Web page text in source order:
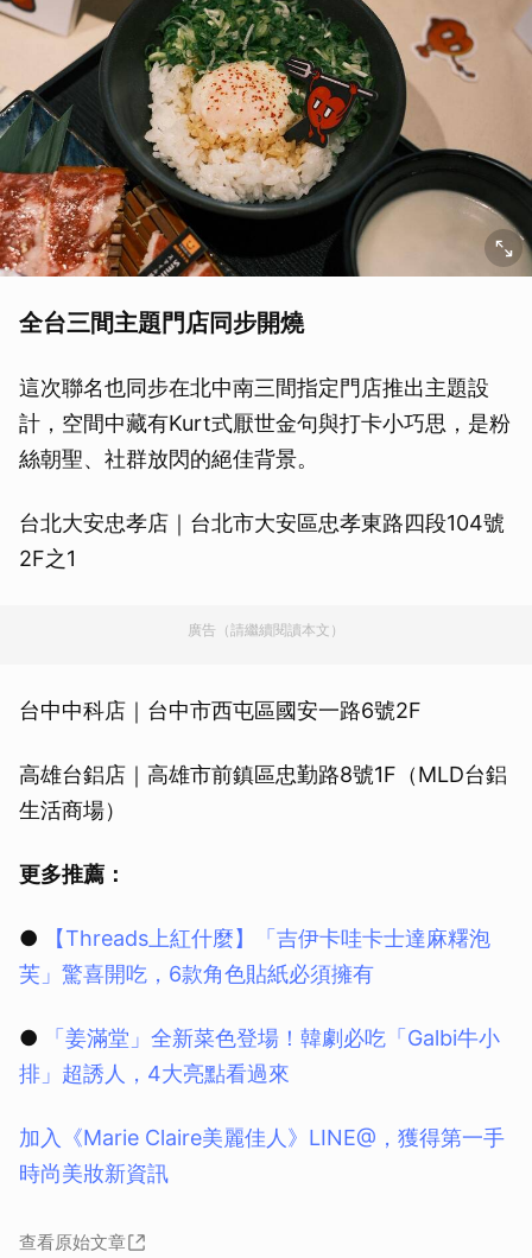
全台三間主題門店同步開燒
這次聯名也同步在北中南三間指定門店推出主題設
計，空間中藏有Kurt式厭世金句與打卡小巧思，是粉
絲朝聖、社群放閃的絕佳背景。
台北大安忠孝店｜台北市大安區忠孝東路四段104號
2F之1
廣告（請繼續閱讀本文）
台中中科店｜台中市西屯區國安一路6號2F
高雄台鋁店｜高雄市前鎮區忠勤路8號1F（MLD台鋁
生活商場）
更多推薦：
●
【Threads上紅什麼】「吉伊卡哇卡士達麻糬泡
芙」驚喜開吃，6款角色貼紙必須擁有
●
「姜滿堂」全新菜色登場！韓劇必吃「Galbi牛小
排」超誘人，4大亮點看過來
加入《Marie Claire美麗佳人》LINE@，獲得第一手
時尚美妝新資訊
查看原始文章